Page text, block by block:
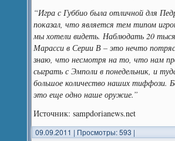
“Игра с Губбио была отличной для
показал, что является тем типом
мы хотели видеть. Наблюдать 20
Марасси в Серии В – это нечто
знаю, что несмотря на то, что нам
сыграть с Эмполи в понедельник, и
большое количество наших тиффози.
это еще одно наше оружие.”
Источник: sampdorianews.net
09.09.2011 | Просмотры: 593 |